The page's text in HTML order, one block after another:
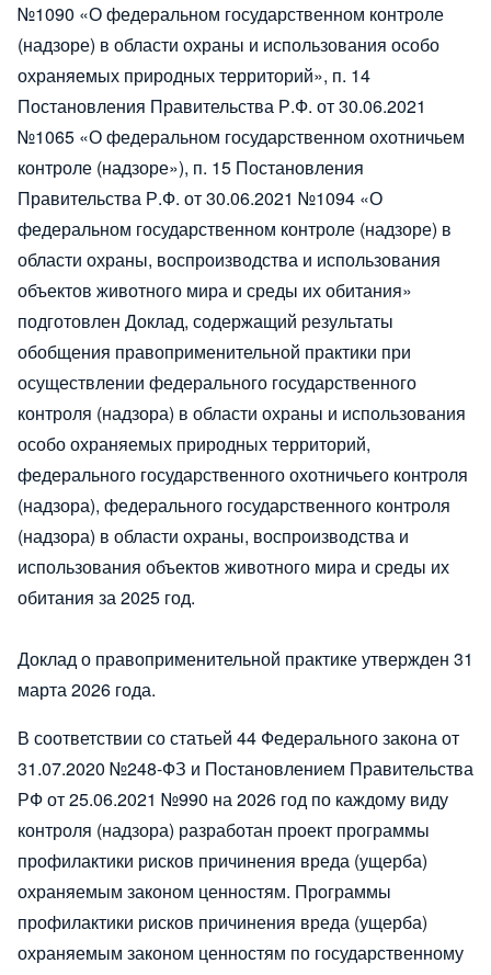
№1090 «О федеральном государственном контроле
(надзоре) в области охраны и использования особо
охраняемых природных территорий», п. 14
Постановления Правительства Р.Ф. от 30.06.2021
№1065 «О федеральном государственном охотничьем
контроле (надзоре»), п. 15 Постановления
Правительства Р.Ф. от 30.06.2021 №1094 «О
федеральном государственном контроле (надзоре) в
области охраны, воспроизводства и использования
объектов животного мира и среды их обитания»
подготовлен Доклад, содержащий результаты
обобщения правоприменительной практики при
осуществлении федерального государственного
контроля (надзора) в области охраны и использования
особо охраняемых природных территорий,
федерального государственного охотничьего контроля
(надзора), федерального государственного контроля
(надзора) в области охраны, воспроизводства и
использования объектов животного мира и среды их
обитания за 2025 год.
Доклад о правоприменительной практике утвержден 31
марта 2026 года.
В соответствии со статьей 44 Федерального закона от
31.07.2020 №248-ФЗ и Постановлением Правительства
РФ от 25.06.2021 №990 на 2026 год по каждому виду
контроля (надзора) разработан проект программы
профилактики рисков причинения вреда (ущерба)
охраняемым законом ценностям. Программы
профилактики рисков причинения вреда (ущерба)
охраняемым законом ценностям по государственному